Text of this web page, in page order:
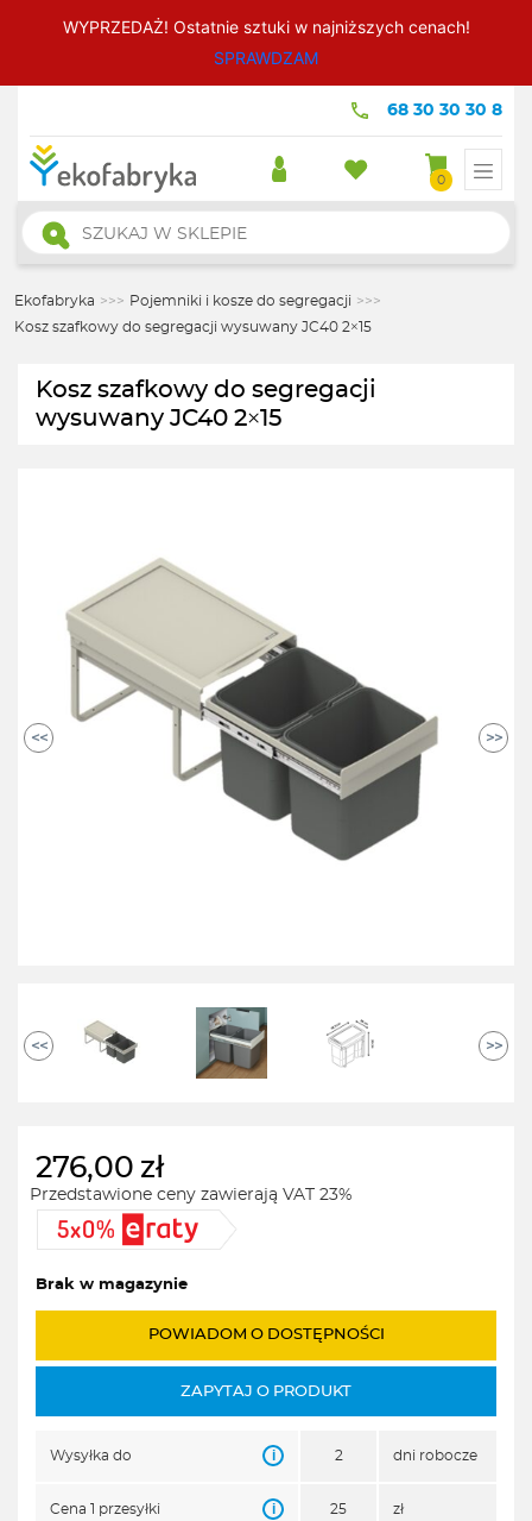
WYPRZEDAŻ! Ostatnie sztuki w najniższych cenach!
SPRAWDZAM
68 30 30 30 8
0
Wyszukiwarka
produktów
Ekofabryka >>> Pojemniki i kosze do segregacji >>>
Kosz szafkowy do segregacji wysuwany JC40 2×15
Kosz szafkowy do segregacji
wysuwany JC40 2×15
<< >>
<< >>
276,00 zł
Przedstawione ceny zawierają VAT 23%
Brak w magazynie
POWIADOM O DOSTĘPNOŚCI
ZAPYTAJ O PRODUKT
Wysyłka do i 2 dni robocze
Cena 1 przesyłki i 25 zł